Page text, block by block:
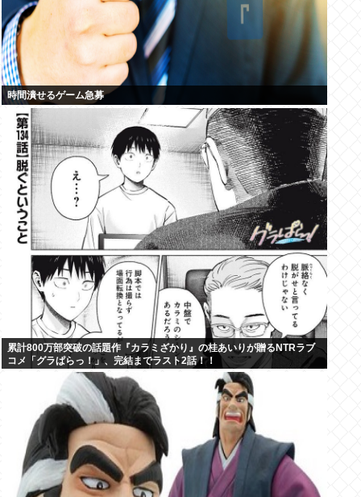
時間潰せるゲーム急募
累計800万部突破の話題作『カラミざかり』の桂あいりが贈るNTRラブ
コメ「グラぱらっ！」、完結までラスト2話！！